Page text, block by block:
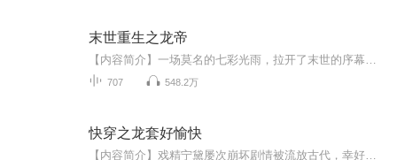
末世重生之龙帝
707 548.2万
快穿之龙套好愉快